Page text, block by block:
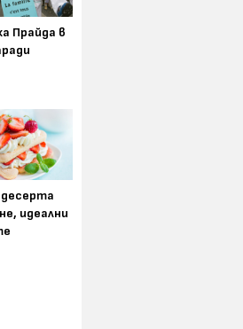
Прайда в
десерта
идеални